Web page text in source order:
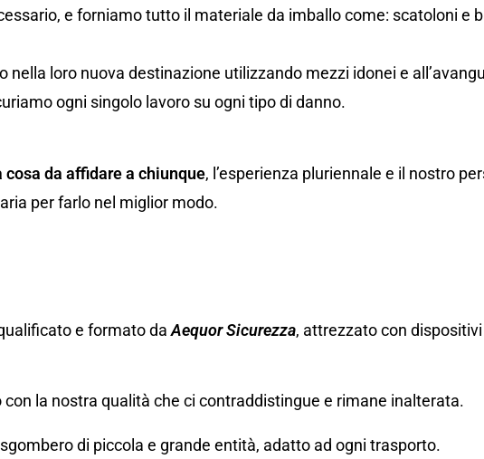
e forniamo tutto il materiale da imballo come: scatoloni e
loro nuova destinazione utilizzando mezzi idonei e
ogni singolo lavoro su ogni tipo di danno.
cosa da affidare a chiunque, l’esperienza pluriennale e il nostro
per farlo nel miglior modo.
e formato daAequor Sicurezza, attrezzato con
la nostra qualità che ci contraddistingue e rimane inalterata.
di piccola e grande entità, adatto ad ogni trasporto.